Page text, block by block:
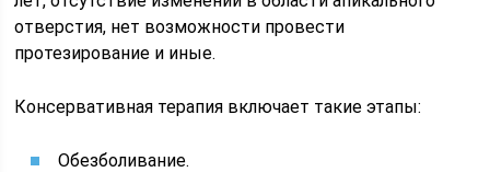
отверстия, нет возможности провести
протезирование и иные.
Консервативная терапия включает такие этапы:
Обезболивание.